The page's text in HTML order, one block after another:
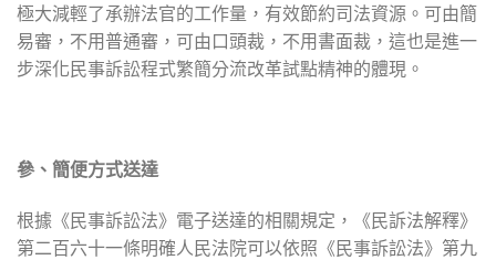
極大減輕了承辦法官的工作量，有效節約司法資源。可由簡
易審，不用普通審，可由口頭裁，不用書面裁，這也是進一
步深化民事訴訟程式繁簡分流改革試點精神的體現。
參、簡便方式送達
根據《民事訴訟法》電子送達的相關規定，《民訴法解釋》
第二百六十一條明確人民法院可以依照《民事訴訟法》第九